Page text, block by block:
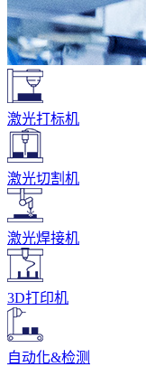
激光打标机
激光切割机
激光焊接机
3D打印机
自动化&检测